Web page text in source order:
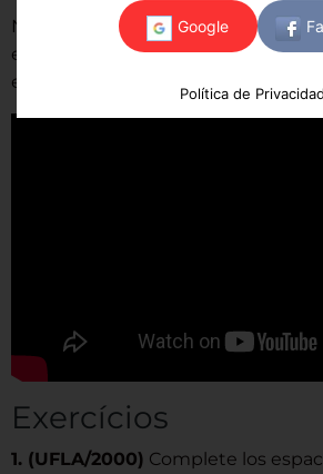
Na videoaula a seguir, a professora
espanhol, resume o pretérito
entender ainda melhor esse
Exercícios
1. (UFLA/2000) Complete los
Política de